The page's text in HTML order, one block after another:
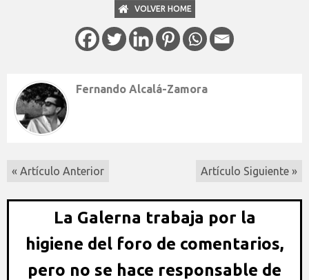
VOLVER HOME
Fernando Alcalá-Zamora
« Artículo Anterior Artículo Siguiente »
La Galerna trabaja por la
higiene del foro de comentarios,
pero no se hace responsable de